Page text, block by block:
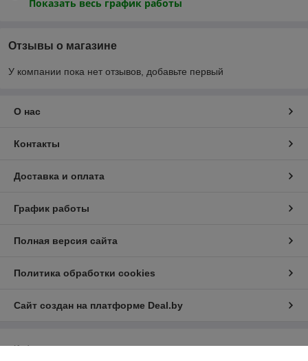
Показать весь график работы
Отзывы о магазине
У компании пока нет отзывов, добавьте первый
О нас
Контакты
Доставка и оплата
График работы
Полная версия сайта
Политика обработки cookies
Сайт создан на платформе Deal.by
Информация для покупателя